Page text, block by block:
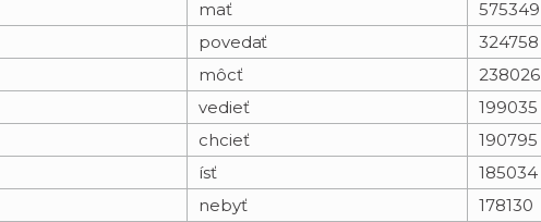
e
t
mať
575349
povedať
324758
môcť
238026
vedieť
199035
chcieť
190795
ísť
185034
nebyť
178130